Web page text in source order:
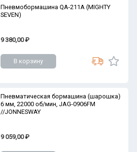
Пневмобормашина QA-211A (MIGHTY
SEVEN)
9 380,00 ₽
В корзину
Пневматическая бормашина (шарошка)
6 мм, 22000 об/мин, JAG-0906FM
//JONNESWAY
9 059,00 ₽